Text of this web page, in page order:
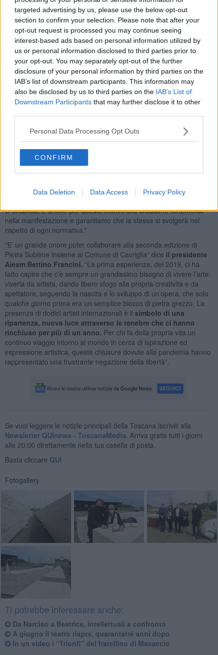
targeted advertising by us, please use the below opt-out
section to confirm your selection. Please note that after your
opt-out request is processed you may continue seeing
interest-based ads based on personal information utilized by
us or personal information disclosed to third parties prior to
your opt-out. You may separately opt-out of the further
disclosure of your personal information by third parties on the
IAB’s list of downstream participants. This information may
also be disclosed by us to third parties on the IAB’s List of
Downstream Participants that may further disclose it to other
Personal Data Processing Opt Outs
CONFIRM
Data Deletion Data Access Privacy Policy
Armenia, Giappone, Cina, Iran e Nepal ed avranno la possibilità
di realizzare il proprio progetto con blocchi di travertino.
Durante il periodo del simposio sono previsti appuntamenti culturali
ed incontri con gli scultori, tenuti sempre nel rispetto delle
normative a contrasto della diffusione del Coronavirus ma che nel
contempo permetteranno a tutti di riflettere sul ruolo dell'arte come
veicolo della bellezza, in particolare in un luogo speciale come è
Cavriglia. L'evento è realizzato grazie anche al contributo diretto di
alcune aziende che hanno garantito un supporto economico
all'amministrazione comunale.
Il 2021 vuole essere unanno di “Rinascita” per la comunità
cavrigliese:
la creazione delle opere d'arte dai blocchi di pietra
diviene un simbolo di questa volontà e questo sentimento.
“Le opere del Simposio del 2019” ricorda
Degl'Innocenti “Sono visibili in tutto il nostro territorio ed hanno
impreziosito le piazze dei borghi cavrigliesi. Una manifestazione
attraverso l'artee fornisce anche speranza per il futuro, quando
ci circonda. È anche per questo motivo che crediamo fortemente
nella manifestazione e garantiamo che la stessa si svolgerà nel
rispetto di ogni normativa.”
“E’ un grande onore poter collaborare alla seconda edizione di
Pietra Sublime insieme al Comune di Cavriglia” dice il presidente
Aiesm Bettino Francini. “La prima esperienza, del 2019, ci ha
fatto capire che c’è sempre un grandissimo bisogno di vivere l’arte:
viverla da artista, dando libero sfogo alla propria creatività e da
spettatore, seguendo la nascita e lo sviluppo di un’opera, che solo
qualche giorno prima era un semplice blocco di pietra grezzo. La
presenza di dodici artisti internazionali è il simbolo di una
ripartenza, nuova luce attraverso le tenebre che ci hanno
rinchiuso per più di un anno. Per chi fa della propria vita un
continuo viaggio intorno al mondo in cerca di ispirazione ed
espressione artistica, queste chiusure dovute alla pandemia hanno
rappresentato una frustrante negazione della libertà”.
Se vuoi leggere le notizie principali della Toscana iscriviti alla
Newsletter QUInews - ToscanaMedia. Arriva gratis tutti i giorni
alle 20:00 direttamente nella tua casella di posta.
Basta cliccare QUI
Fotogallery
Ti potrebbe interessare anche:
Da Narciso a Beatrice, intellettuali a confronto
A giugno il teatro riapre, quarantatré anni dopo
In un video i “Trionfi” del fratellino di Masaccio